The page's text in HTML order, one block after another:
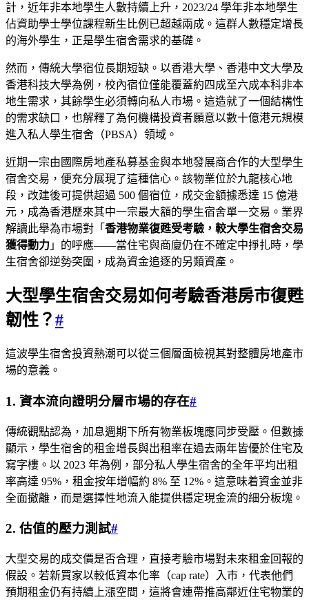
計，近年非本地學生人數持續上升，2023/24 學年非本地學生
佔資助學士學位課程新生比例已超越兩成。這群人數穩定增長
的海外學生，正是學生宿舍需求的基礎。
然而，傳統大學宿位長期短缺。以香港大學、香港中文大學及
香港科技大學為例，校內宿位僅能覆蓋約四成至六成本科非本
地生需求，其餘學生必須轉向私人市場。這造就了一個結構性
的需求缺口，也解釋了為何機構投資者願意以數十億港元規模
進入私人學生宿舍（PBSA）領域。
近期一宗由國際房地產私募基金與本地發展商合作的大型學生
宿舍交易，便充分展現了這種信心。該物業位於九龍核心地
段，改建後可提供超過 500 個宿位，成交金額據悉達 15 億港
元，成為香港歷來其中一宗最大額的學生宿舍單一交易。業界
解讀此舉為市場對「 香港物業復甦受考驗，較大學生宿舍交易
獲得動力 」的呼應——當住宅與商廈仍在不確定中掙扎時，學
生宿舍卻逆勢突圍，成為資金追逐的另類資產。
大型學生宿舍交易如何考驗香港房市復甦
韌性？#
這波學生宿舍投資熱潮可以從三個層面檢視其對整體房地產市
場的意義。
1. 資本流向證明分層市場的存在#
傳統觀點認為，加息週期下所有物業板塊應同步受壓。但數據
顯示，學生宿舍的租金增長與出租率在過去兩年皆優於住宅及
寫字樓。以 2023 年為例，部分私人學生宿舍的全年平均出租
率高達 95%，租金按年增幅約 8% 至 12%。這意味着資金並非
全面撤離，而是選擇性地流入能提供穩定現金流的細分板塊。
2. 估值的壓力測試#
大型交易的成交價是否合理，直接考驗市場對未來租金回報的
假設。若新買家以較低資本化率（cap rate）入市，代表他們
預期租金仍有持續上漲空間，這將會連帶推高鄰近住宅物業的